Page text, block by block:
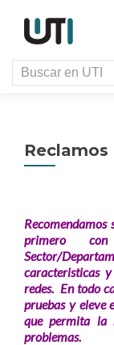
Recomendamos
primero
Sector/
caracteristicas
redes. En todo
pruebas y eleve
que permita la
problemas.